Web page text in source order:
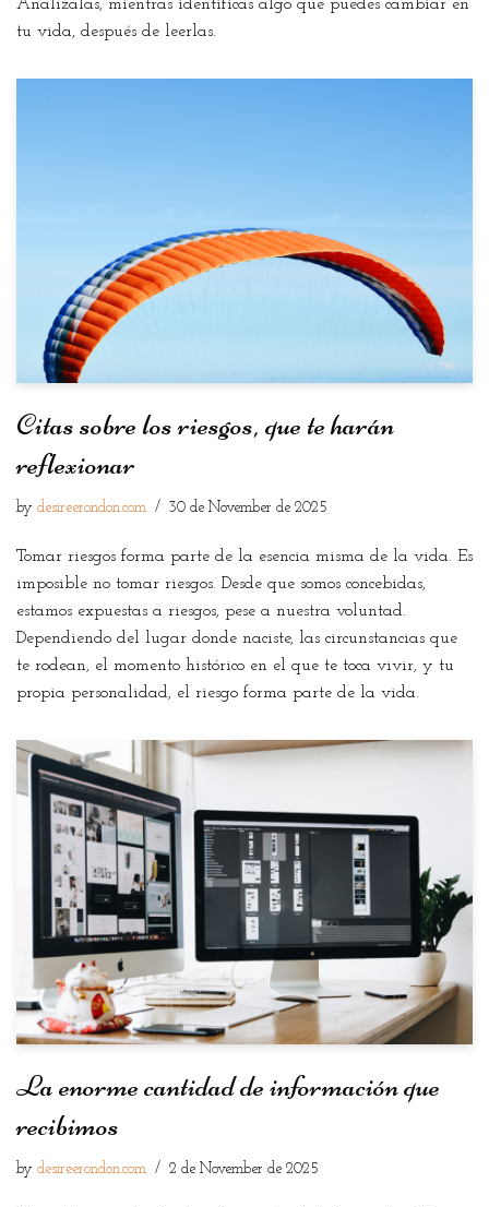
Analízalas, mientras identificas algo que puedes cambiar en
tu vida, después de leerlas.
Citas sobre los riesgos, que te harán
reflexionar
by desireerondon.com 30 de November de 2025
Tomar riesgos forma parte de la esencia misma de la vida. Es
imposible no tomar riesgos. Desde que somos concebidas,
estamos expuestas a riesgos, pese a nuestra voluntad.
Dependiendo del lugar donde naciste, las circunstancias que
te rodean, el momento histórico en el que te toca vivir, y tu
propia personalidad, el riesgo forma parte de la vida.
La enorme cantidad de información que
recibimos
by desireerondon.com 2 de November de 2025